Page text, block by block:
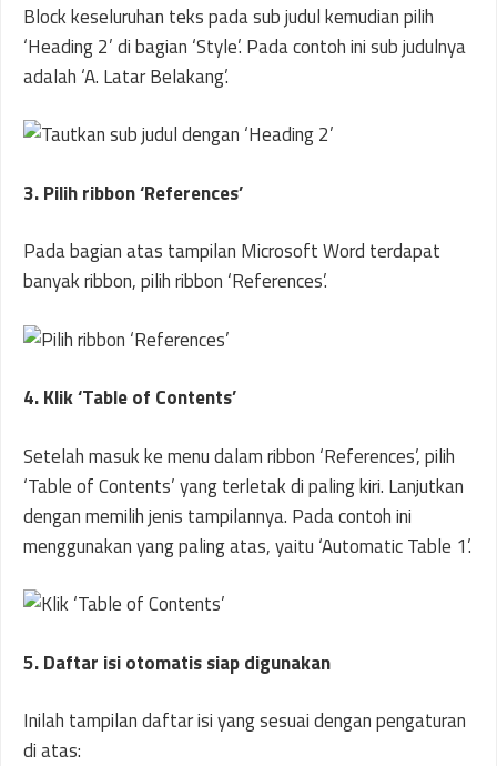
Block keseluruhan teks pada sub judul kemudian pilih
‘Heading 2’ di bagian ‘Style’. Pada contoh ini sub judulnya
adalah ‘A. Latar Belakang’.
3. Pilih ribbon ‘References’
Pada bagian atas tampilan Microsoft Word terdapat
banyak ribbon, pilih ribbon ‘References’.
4. Klik ‘Table of Contents’
Setelah masuk ke menu dalam ribbon ‘References’, pilih
‘Table of Contents’ yang terletak di paling kiri. Lanjutkan
dengan memilih jenis tampilannya. Pada contoh ini
menggunakan yang paling atas, yaitu ‘Automatic Table 1’.
5. Daftar isi otomatis siap digunakan
Inilah tampilan daftar isi yang sesuai dengan pengaturan
di atas: